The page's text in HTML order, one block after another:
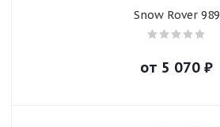
Snow Rover 989
от 5 070 ₽